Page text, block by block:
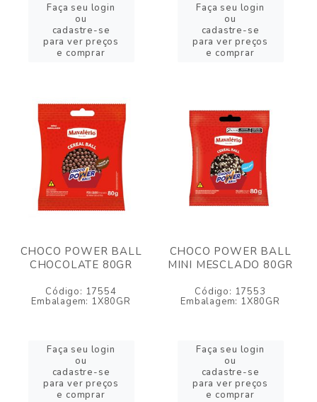
Faça seu login
ou
cadastre-se
para ver preços
e comprar
Faça seu login
ou
cadastre-se
para ver preços
e comprar
CHOCO POWER BALL
CHOCOLATE 80GR
Código: 17554
Embalagem: 1X80GR
Faça seu login
ou
cadastre-se
para ver preços
e comprar
CHOCO POWER BALL
MINI MESCLADO 80GR
Código: 17553
Embalagem: 1X80GR
Faça seu login
ou
cadastre-se
para ver preços
e comprar